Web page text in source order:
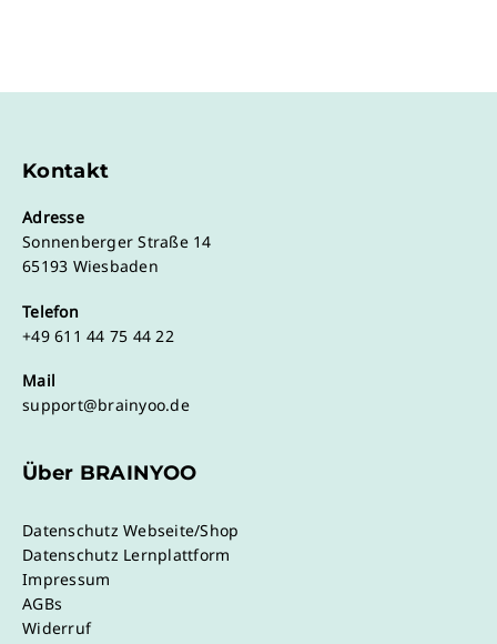
Kontakt
Adresse
Sonnenberger Straße 14
65193 Wiesbaden
Telefon
+49 611 44 75 44 22
Mail
support@brainyoo.de
Über BRAINYOO
Datenschutz Webseite/Shop
Datenschutz Lernplattform
Impressum
AGBs
Widerruf